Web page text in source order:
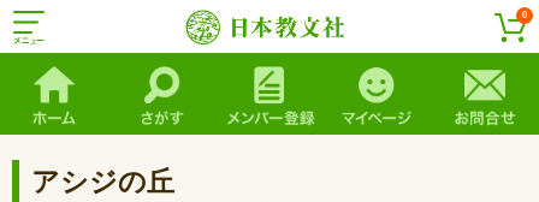
0
アシジの丘